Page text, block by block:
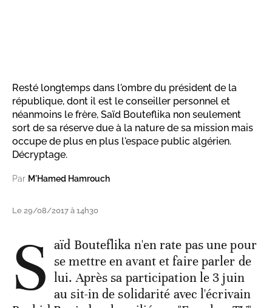
Resté longtemps dans l'ombre du président de la
république, dont il est le conseiller personnel et
néanmoins le frère, Saïd Bouteflika non seulement
sort de sa réserve due à la nature de sa mission mais
occupe de plus en plus l'espace public algérien.
Décryptage.
Par M'Hamed Hamrouch
Le 29/08/2017 à 14h30
S aïd Bouteflika n'en rate pas une pour
se mettre en avant et faire parler de
lui. Après sa participation le 3 juin
au sit-in de solidarité avec l'écrivain